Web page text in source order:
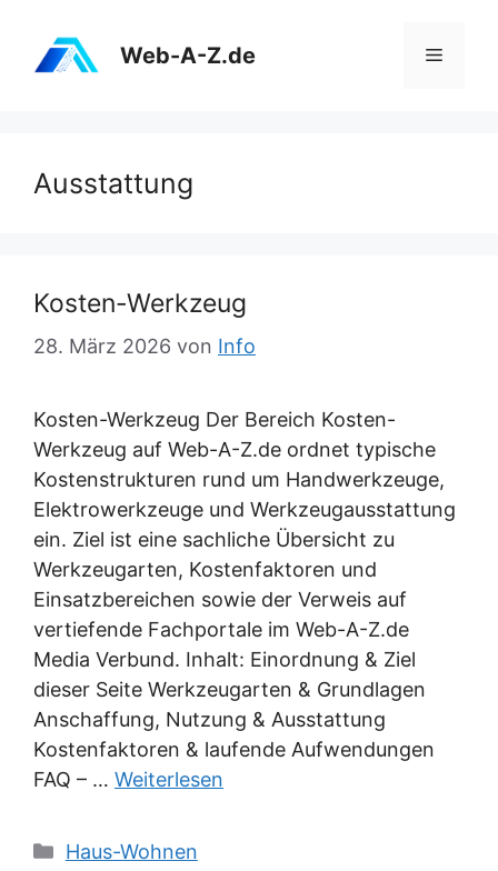
Inhalt
springen
Web-A-Z.de Menü
Ausstattung
Kosten-Werkzeug
28. März 2026 von Info
Kosten-Werkzeug Der Bereich Kosten-
Werkzeug auf Web-A-Z.de ordnet typische
Kostenstrukturen rund um Handwerkzeuge,
Elektrowerkzeuge und Werkzeugausstattung
ein. Ziel ist eine sachliche Übersicht zu
Werkzeugarten, Kostenfaktoren und
Einsatzbereichen sowie der Verweis auf
vertiefende Fachportale im Web-A-Z.de
Media Verbund. Inhalt: Einordnung & Ziel
dieser Seite Werkzeugarten & Grundlagen
Anschaffung, Nutzung & Ausstattung
Kostenfaktoren & laufende Aufwendungen
FAQ – … Weiterlesen
Kategorien
Haus-Wohnen